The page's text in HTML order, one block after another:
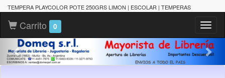
TEMPERA PLAYCOLOR POTE 250GRS LIMON | ESCOLAR | TEMPERAS
Carrito 0